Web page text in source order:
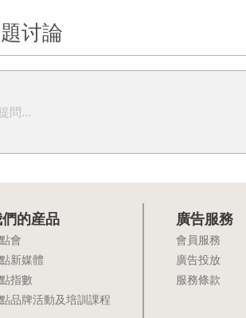
讨論
問...
的産品
會
新媒體
指數
品牌活動及培訓課程
廣告服務
會員服務
廣告投放
服務條款